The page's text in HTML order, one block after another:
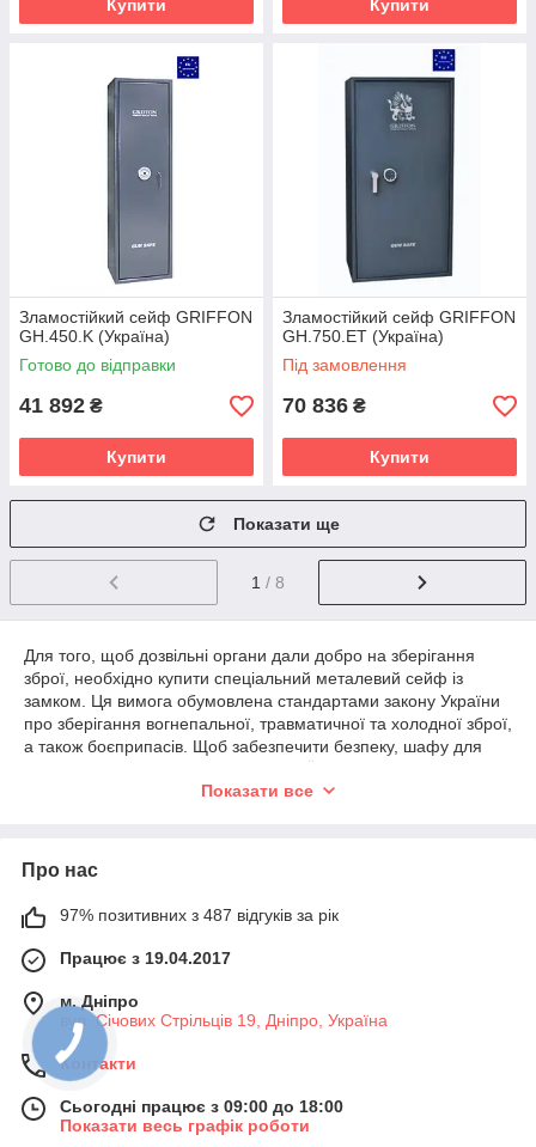
Купити Купити
Зламостійкий сейф GRIFFON
GH.450.K (Україна)
Готово до відправки
41 892 ₴
Купити
Зламостійкий сейф GRIFFON
GH.750.ET (Україна)
Під замовлення
70 836 ₴
Купити
Показати ще
1 / 8
Для того, щоб дозвільні органи дали добро на зберігання
зброї, необхідно купити спеціальний металевий сейф із
замком. Ця вимога обумовлена стандартами закону України
про зберігання вогнепальної, травматичної та холодної зброї,
а також боєприпасів. Щоб забезпечити безпеку, шафу для
розрядженою.
зберігають у ящику з
сейфі.
У Законі України не
вказано вимог до
товщини стінок сейфу
та до його розмірів. Це
дає можливість
кожному власнику
рушниці самостійно вирішити, який саме варіант придбати з
Показати все
Про нас
97% позитивних з 487 відгуків за рік
Працює з 19.04.2017
м. Дніпро
вул. Січових Стрільців 19, Дніпро, Україна
Контакти
Сьогодні працює з 09:00 до 18:00
Показати весь графік роботи